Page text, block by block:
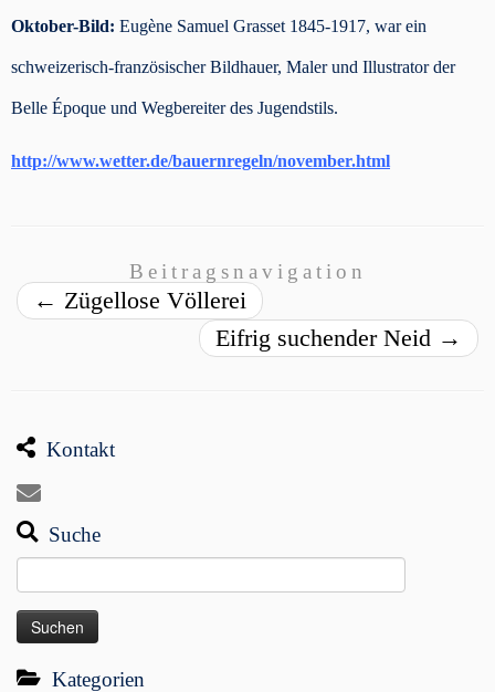
Oktober-Bild: Eugène Samuel Grasset 1845-1917, war ein
schweizerisch-französischer Bildhauer, Maler und Illustrator der
Belle Époque und Wegbereiter des Jugendstils.
http://www.wetter.de/bauernregeln/november.html
Beitragsnavigation
← Zügellose Völlerei
Eifrig suchender Neid →
Kontakt
Suche
nach:
Kategorien